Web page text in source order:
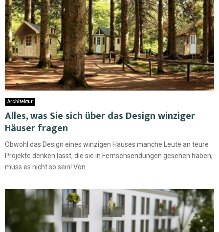
Architektur
Alles, was Sie sich über das Design winziger
Häuser fragen
Obwohl das Design eines winzigen Hauses manche Leute an teure
Projekte denken lässt, die sie in Fernsehsendungen gesehen haben,
muss es nicht so sein! Von...